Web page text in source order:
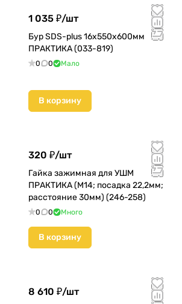
1 035 ₽/шт
Бур SDS-plus 16х550х600мм
ПРАКТИКА (033-819)
0 0 Мало
В корзину
320 ₽/шт
Гайка зажимная для УШМ
ПРАКТИКА (М14; посадка 22,2мм;
расстояние 30мм) (246-258)
0 0 Много
В корзину
8 610 ₽/шт